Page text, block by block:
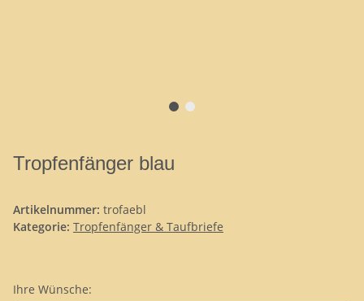
Tropfenfänger blau
Artikelnummer: trofaebl
Kategorie: Tropfenfänger & Taufbriefe
Ihre Wünsche: